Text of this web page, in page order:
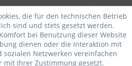
die für den technischen Betrieb
sind und stets gesetzt werden.
bei Benutzung dieser Website
dienen oder die Interaktion mit
sozialen Netzwerken vereinfachen
mit Ihrer Zustimmung gesetzt.